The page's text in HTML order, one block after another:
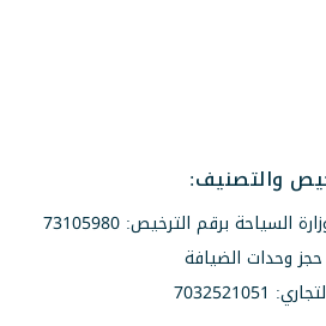
والتصنيف:
برقم الترخيص: 73105980
وحدات الضيافة